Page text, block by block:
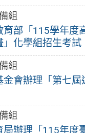
組
育部「115學年度
」化學組招生考試
組
會辦理「第七屆
組
局辦理「115年度